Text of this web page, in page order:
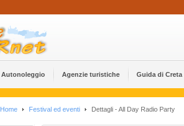
Αutonoleggio Agenzie turistiche Guida di Creta
Home Festival ed eventi Dettagli - All Day Radio Party